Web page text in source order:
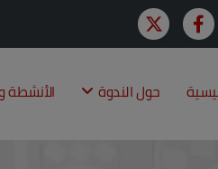
حول الندوة الأنشطة